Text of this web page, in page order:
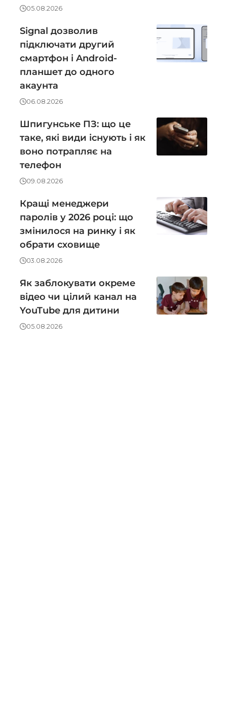
05.08.2026
Signal дозволив
підключати другий
смартфон і Android-
планшет до одного
акаунта
06.08.2026
Шпигунське ПЗ: що це
таке, які види існують і як
воно потрапляє на
телефон
09.08.2026
Кращі менеджери
паролів у 2026 році: що
змінилося на ринку і як
обрати сховище
03.08.2026
Як заблокувати окреме
відео чи цілий канал на
YouTube для дитини
05.08.2026